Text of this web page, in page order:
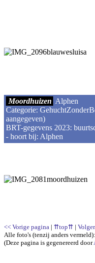
Moordhuizen Alphen
Categorie:
aangegeven)
BRT-gegevens 2023:
- hoort bij: Alphen
<< Vorige pagina | ⇈top⇈ |
Alle foto's (tenzij anders
(Deze pagina is gegenereerd door